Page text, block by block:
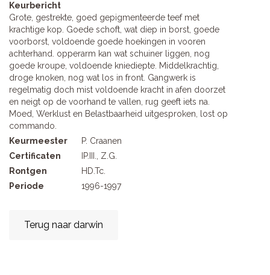
Keurbericht
Grote, gestrekte, goed gepigmenteerde teef met
krachtige kop. Goede schoft, wat diep in borst, goede
voorborst, voldoende goede hoekingen in vooren
achterhand. opperarm kan wat schuiner liggen, nog
goede kroupe, voldoende kniediepte. Middelkrachtig,
droge knoken, nog wat los in front. Gangwerk is
regelmatig doch mist voldoende kracht in afen doorzet
en neigt op de voorhand te vallen, rug geeft iets na.
Moed, Werklust en Belastbaarheid uitgesproken, lost op
commando.
Keurmeester
P. Craanen
Certificaten
IP.III., Z.G.
Rontgen
HD.Tc.
Periode
1996-1997
Terug naar darwin